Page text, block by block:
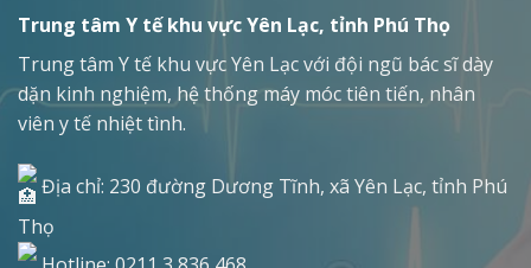
Trung tâm Y tế khu vực Yên Lạc, tỉnh Phú Thọ
Trung tâm Y tế khu vực Yên Lạc với đội ngũ bác sĩ dày
dặn kinh nghiệm, hệ thống máy móc tiên tiến, nhân
viên y tế nhiệt tình.
Địa chỉ: 230 đường Dương Tĩnh, xã Yên Lạc, tỉnh Phú
Thọ